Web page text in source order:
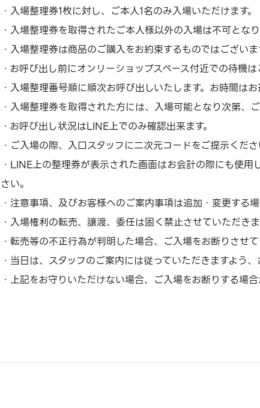
・入場整理券1枚に対し、ご本人1名のみ入場いただけます。
・入場整理券を取得されたご本人様以外の入場は不可となり
・入場整理券は商品のご購入をお約束するものではございま
・お呼び出し前にオンリーショップスペース付近での待機は
・入場整理番号順に順次お呼び出しいたします。お時間はお
・入場整理券を取得された方には、入場可能となり次第、
・お呼び出し状況はLINE上でのみ確認出来ます。
・ご入場の際、入口スタッフに二次元コードをご提示くださ
・LINE上の整理券が表示された画面はお会計の際にも使
さい。
・注意事項、及びお客様へのご案内事項は追加・変更する場
・入場権利の転売、譲渡、委任は固く禁止させていただきま
・転売等の不正行為が判明した場合、ご入場をお断りさせ
・当日は、スタッフのご案内には従っていただきますよう
・上記をお守りいただけない場合、ご入場をお断りする場合